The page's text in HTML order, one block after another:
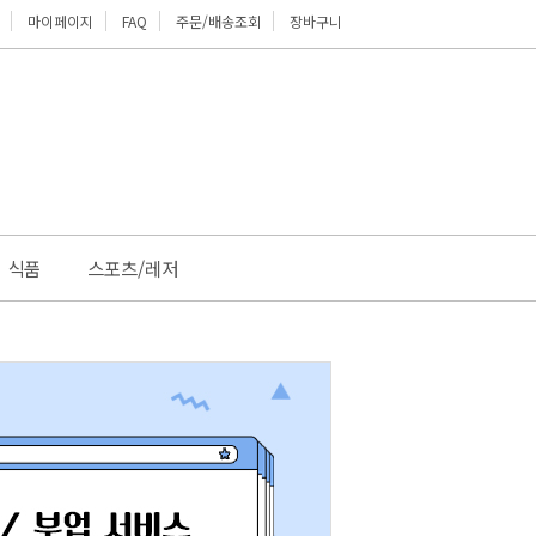
마이페이지 FAQ 주문/배송조회 장바구니
식품 스포츠/레저